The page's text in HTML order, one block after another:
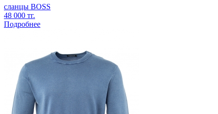
сланцы BOSS
48 000 тг.
Подробнее